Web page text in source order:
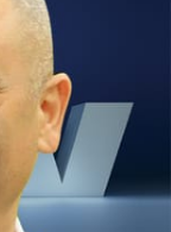
كأس العالم
البرامج
جدول البرامج